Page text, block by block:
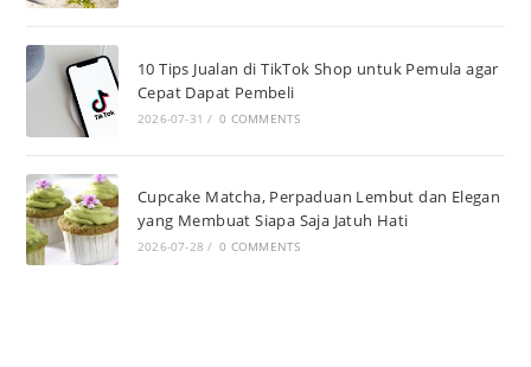
10 Tips Jualan di TikTok Shop untuk Pemula agar
Cepat Dapat Pembeli
2026-07-31 / 0 COMMENTS
Cupcake Matcha, Perpaduan Lembut dan Elegan
yang Membuat Siapa Saja Jatuh Hati
2026-07-28 / 0 COMMENTS